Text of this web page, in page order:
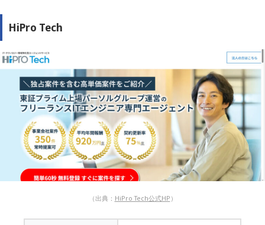
HiPro Tech
（出典： HiPro Tech公式HP ）